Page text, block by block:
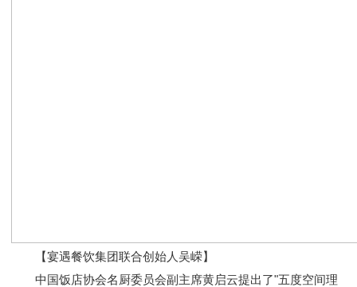
【宴遇餐饮集团联合创始人吴嵘】
中国饭店协会名厨委员会副主席黄启云提出了"五度空间理